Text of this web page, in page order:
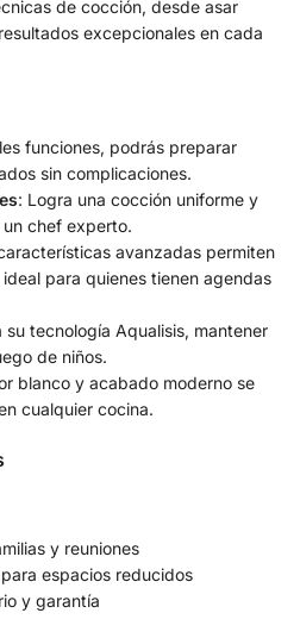
de cocción, desde asar
excepcionales en cada
funciones, podrás preparar
sin complicaciones.
: Logra una cocción uniforme y
chef experto.
avanzadas permiten
para quienes tienen agendas
su tecnología Aqualisis, mantener
de niños.
blanco y acabado moderno se
cualquier cocina.
y reuniones
espacios reducidos
y garantía